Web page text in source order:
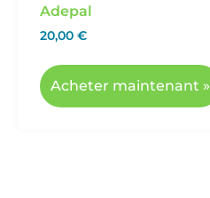
Adepal
20,00 €
Acheter maintenant »